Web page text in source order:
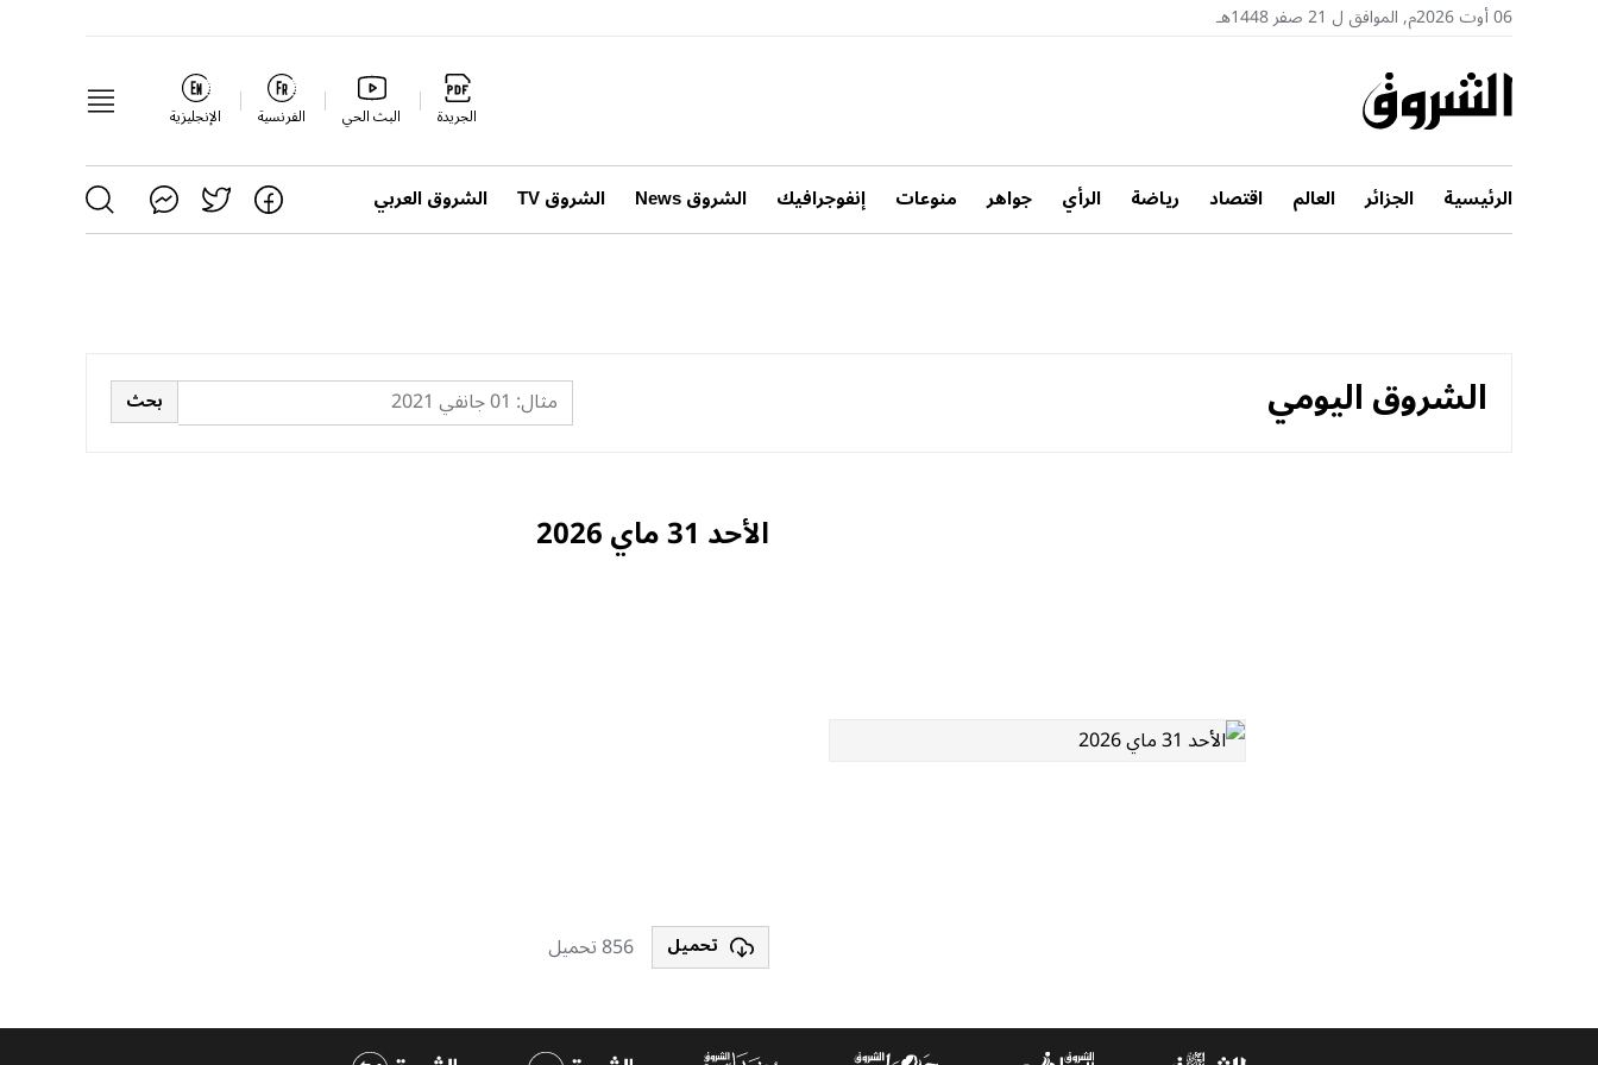
06 أوت 2026م, الموافق ل 21 صفر 1448هـ
الجريدة البث الحي الفرنسية الإنجليزية
الرئيسية الجزائر العالم اقتصاد رياضة الرأي جواهر منوعات إنفوجرافيك الشروق News الشروق TV الشروق العربي
الشروق اليومي
الأحد 31 ماي 2026
تحميل 856 تحميل